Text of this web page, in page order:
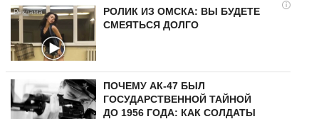
i
РОЛИК ИЗ ОМСКА: ВЫ БУДЕТЕ
СМЕЯТЬСЯ ДОЛГО
ПОЧЕМУ АК-47 БЫЛ
ГОСУДАРСТВЕННОЙ ТАЙНОЙ
ДО 1956 ГОДА: КАК СОЛДАТЫ